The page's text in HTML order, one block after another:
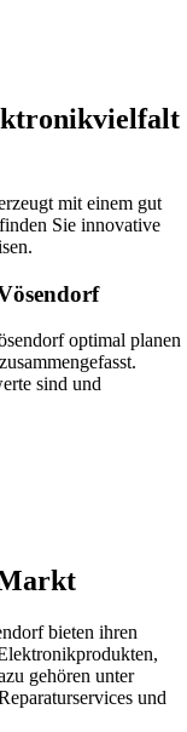
mit einem gut
Sie innovative
optimal planen
sind und
bieten ihren
gehören unter
und